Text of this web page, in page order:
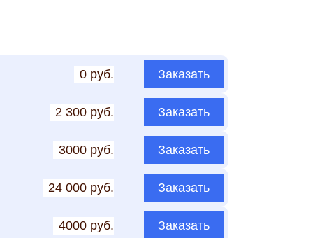
0 руб. Заказать
2 300 руб. Заказать
3000 руб. Заказать
24 000 руб. Заказать
4000 руб. Заказать